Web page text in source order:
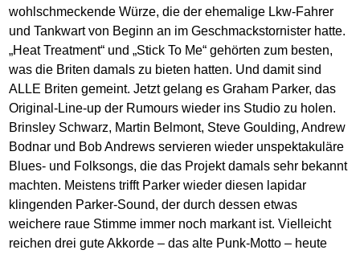
wohlschmeckende Würze, die der ehemalige Lkw-Fahrer
und Tankwart von Beginn an im Geschmackstornister hatte.
„Heat Treatment“ und „Stick To Me“ gehörten zum besten,
was die Briten damals zu bieten hatten. Und damit sind
ALLE Briten gemeint. Jetzt gelang es Graham Parker, das
Original-Line-up der Rumours wieder ins Studio zu holen.
Brinsley Schwarz, Martin Belmont, Steve Goulding, Andrew
Bodnar und Bob Andrews servieren wieder unspektakuläre
Blues- und Folksongs, die das Projekt damals sehr bekannt
machten. Meistens trifft Parker wieder diesen lapidar
klingenden Parker-Sound, der durch dessen etwas
weichere raue Stimme immer noch markant ist. Vielleicht
reichen drei gute Akkorde – das alte Punk-Motto – heute